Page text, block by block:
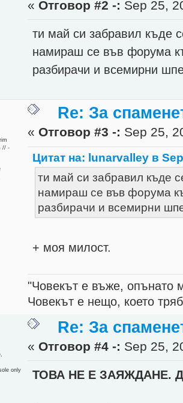
« Отговор #2 -: Sep 25,
ти май си забравил къде
намираш се във форума
разбирачи и всемирни
// -
Re: За
« Отговор #3 -: Sep 25,
Цитат на: lunarvalley в
ти май си забравил къде
намираш се във форума
разбирачи и всемирни
+ моя милост.
"Човекът е въже, опънато
Човекът е нещо, което
only
Re: За
« Отговор #4 -: Sep 25,
ТОВА НЕ Е ЗАЯЖДАНЕ.